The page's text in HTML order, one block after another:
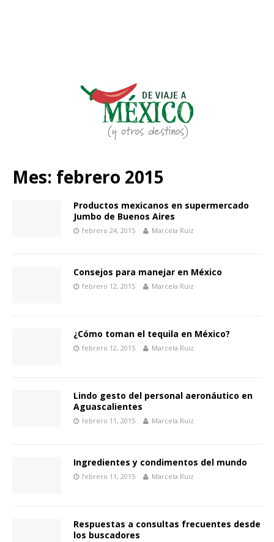
Mes: febrero 2015
Productos mexicanos en supermercado
Jumbo de Buenos Aires
febrero 24, 2015 Marcela Ruiz
Consejos para manejar en México
febrero 12, 2015 Marcela Ruiz
¿Cómo toman el tequila en México?
febrero 12, 2015 Marcela Ruiz
Lindo gesto del personal aeronáutico en
Aguascalientes
febrero 11, 2015 Marcela Ruiz
Ingredientes y condimentos del mundo
febrero 11, 2015 Marcela Ruiz
Respuestas a consultas frecuentes desde
los buscadores